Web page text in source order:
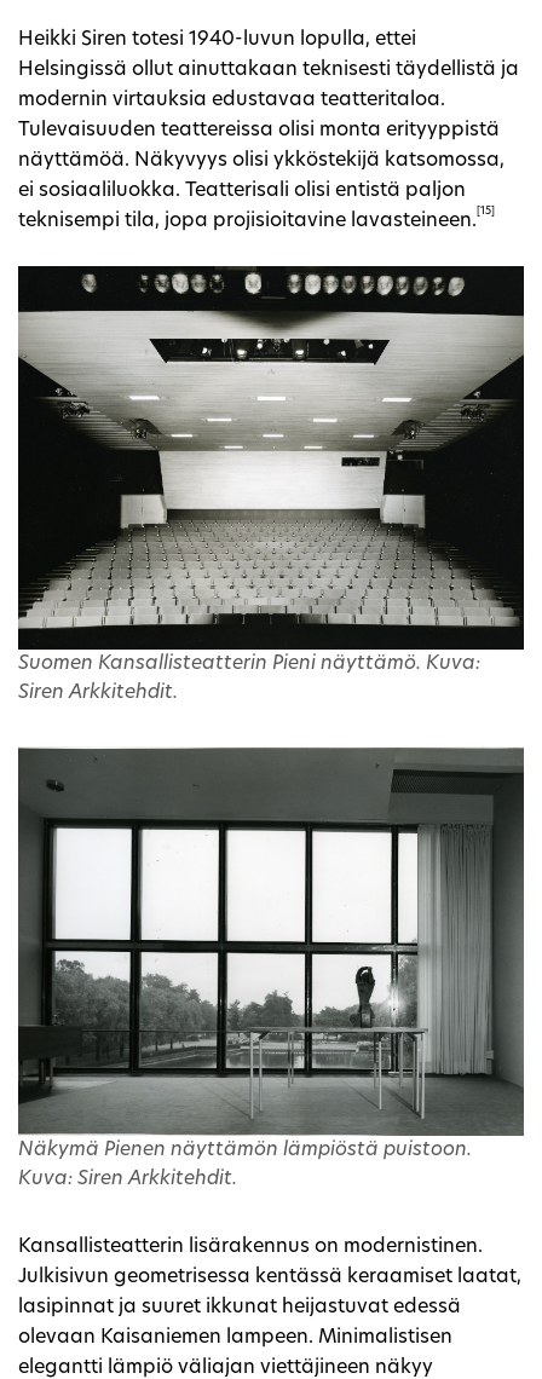
Heikki Siren totesi 1940-luvun lopulla, ettei
Helsingissä ollut ainuttakaan teknisesti täydellistä ja
modernin virtauksia edustavaa teatteritaloa.
Tulevaisuuden teattereissa olisi monta erityyppistä
näyttämöä. Näkyvyys olisi ykköstekijä katsomossa,
ei sosiaaliluokka. Teatterisali olisi entistä paljon
teknisempi tila, jopa projisioitavine lavasteineen.
[15]
Suomen Kansallisteatterin Pieni näyttämö. Kuva:
Siren Arkkitehdit.
Näkymä Pienen näyttämön lämpiöstä puistoon.
Kuva: Siren Arkkitehdit.
Kansallisteatterin lisärakennus on modernistinen.
Julkisivun geometrisessa kentässä keraamiset laatat,
lasipinnat ja suuret ikkunat heijastuvat edessä
olevaan Kaisaniemen lampeen. Minimalistisen
elegantti lämpiö väliajan viettäjineen näkyy